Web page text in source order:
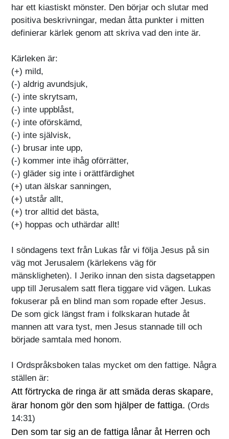
har ett kiastiskt mönster. Den börjar och slutar med
positiva beskrivningar, medan åtta punkter i mitten
definierar kärlek genom att skriva vad den inte är.
Kärleken är:
(+) mild,
(-) aldrig avundsjuk,
(-) inte skrytsam,
(-) inte uppblåst,
(-) inte oförskämd,
(-) inte självisk,
(-) brusar inte upp,
(-) kommer inte ihåg oförrätter,
(-) gläder sig inte i orättfärdighet
(+) utan älskar sanningen,
(+) utstår allt,
(+) tror alltid det bästa,
(+) hoppas och uthärdar allt!
I söndagens text från Lukas får vi följa Jesus på sin
väg mot Jerusalem (kärlekens väg för
mänskligheten). I Jeriko innan den sista dagsetappen
upp till Jerusalem satt flera tiggare vid vägen. Lukas
fokuserar på en blind man som ropade efter Jesus.
De som gick längst fram i folkskaran hutade åt
mannen att vara tyst, men Jesus stannade till och
började samtala med honom.
I Ordspråksboken talas mycket om den fattige. Några
ställen är:
Att förtrycka de ringa är att smäda deras skapare,
ärar honom gör den som hjälper de fattiga. (Ords
14:31)
Den som tar sig an de fattiga lånar åt Herren och